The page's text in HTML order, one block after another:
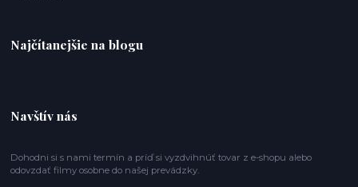
Najčítanejšie na blogu
Navštív nás
Dohodni si s nami termín a príď si vyzdvihnúť tovar z e-shopu alebo
odovzdať filmy osobne do našej prevádzky.